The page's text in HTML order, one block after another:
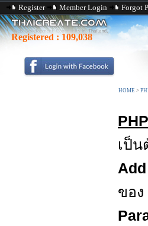
Register Member Login Forgot
Registered : 109,038
HOME >
เป็น
Add
ของ